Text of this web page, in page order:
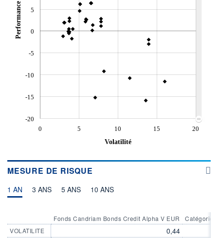
-20
-15
-10
-5
0
5
Performance
0 5 10 15
20
Volatilité
MESURE DE RISQUE
1 AN 3 ANS 5 ANS 10 ANS
VOLATILITE
Fonds Candriam Bonds Credit Alpha V EUR
0,44
Catégorie